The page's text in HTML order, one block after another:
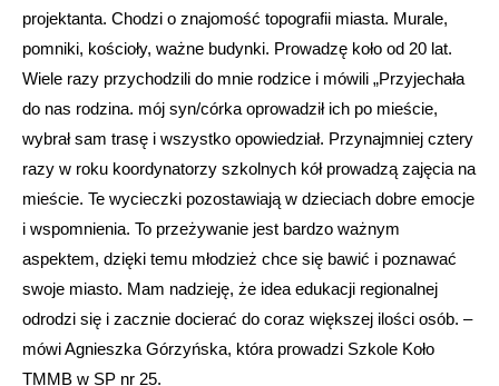
projektanta. Chodzi o znajomość topografii miasta. Murale,
pomniki, kościoły, ważne budynki. Prowadzę koło od 20 lat.
Wiele razy przychodzili do mnie rodzice i mówili „Przyjechała
do nas rodzina. mój syn/córka oprowadził ich po mieście,
wybrał sam trasę i wszystko opowiedział. Przynajmniej cztery
razy w roku koordynatorzy szkolnych kół prowadzą zajęcia na
mieście. Te wycieczki pozostawiają w dzieciach dobre emocje
i wspomnienia. To przeżywanie jest bardzo ważnym
aspektem, dzięki temu młodzież chce się bawić i poznawać
swoje miasto. Mam nadzieję, że idea edukacji regionalnej
odrodzi się i zacznie docierać do coraz większej ilości osób. –
mówi Agnieszka Górzyńska, która prowadzi Szkole Koło
TMMB w SP nr 25.